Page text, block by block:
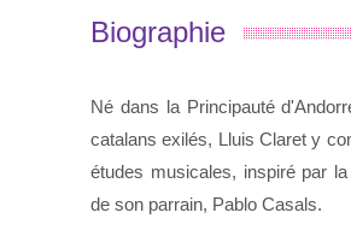
Biographie
Né dans la Principauté
catalans exilés, Lluis Claret y
études musicales, inspiré par
de son parrain, Pablo Casals.